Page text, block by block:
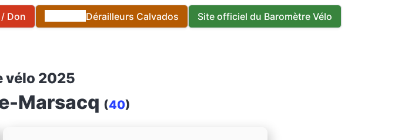
Don Dérailleurs Calvados Site officiel du Baromètre Vélo
vélo 2025
Marsacq (40)